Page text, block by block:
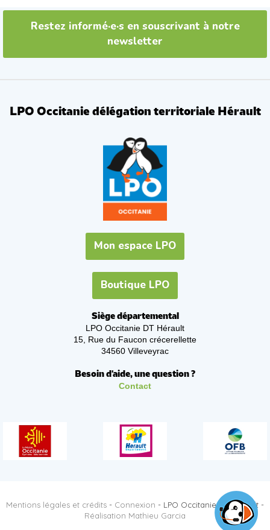
Restez informé·e·s en souscrivant à notre
newsletter
LPO Occitanie délégation territoriale Hérault
Mon espace LPO
Boutique LPO
Siège départemental
LPO Occitanie DT Hérault
15, Rue du Faucon crécerellette
34560 Villeveyrac
Besoin d'aide, une question ?
Contact
Mentions légales et crédits - Connexion - LPO Occitanie DT Hérault -
Réalisation Mathieu Garcia